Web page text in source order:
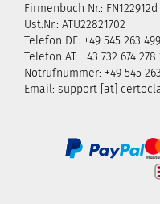
Firmenbuch Nr.: FN122912d
Ust.Nr.: ATU22821702
Telefon DE: +49 545 263
Telefon AT: +43 732 674 278
Notrufnummer: +49 545
Email: support [at]